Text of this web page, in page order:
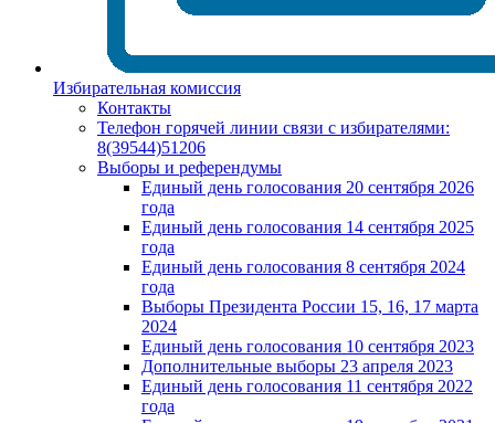
Избирательная комиссия
Контакты
Телефон горячей линии связи с избирателями:
8(39544)51206
Выборы и референдумы
Единый день голосования 20 сентября 2026
года
Единый день голосования 14 сентября 2025
года
Единый день голосования 8 сентября 2024
года
Выборы Президента России 15, 16, 17 марта
2024
Единый день голосования 10 сентября 2023
Дополнительные выборы 23 апреля 2023
Единый день голосования 11 сентября 2022
года